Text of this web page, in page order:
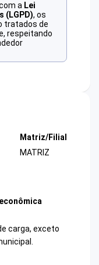
a Lei
(LGPD), os
tratados de
respeitando
Matriz/Filial
MATRIZ
carga, exceto